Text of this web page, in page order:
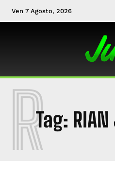
Ven 7 Agosto, 2026
Tag: RIAN
R